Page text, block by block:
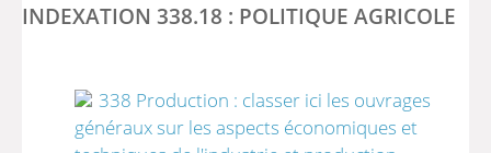
INDEXATION 338.18 : POLITIQUE AGRICOLE
338 Production : classer ici les ouvrages
généraux sur les aspects économiques et